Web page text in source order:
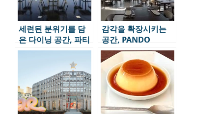
세련된 분위기를 담
은 다이닝 공간, 파티
나
감각을 확장시키는
공간, PANDO